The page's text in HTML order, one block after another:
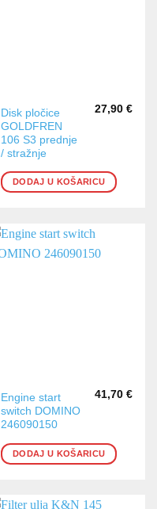
Disk pločice
GOLDFREN
106 S3 prednje
/ stražnje
27,90 €
DODAJ U KOŠARICU
Engine start
switch DOMINO
246090150
41,70 €
DODAJ U KOŠARICU